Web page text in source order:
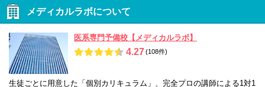
メディカルラボについて
医系専門予備校【メディカルラボ】
4.27(108件)
生徒ごとに用意した「個別カリキュラム」、完全プロの講師による1対1